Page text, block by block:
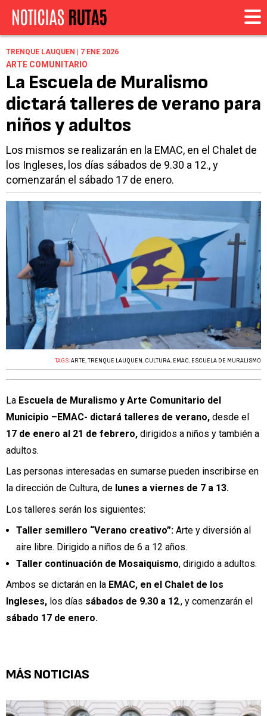
TRENQUE LAUQUEN | 7 ENE 2026
ARTE COMUNITARIO
La Escuela de Muralismo
dictará talleres de verano para
niños y adultos
Los mismos se realizarán en la EMAC, en el Chalet de
los Ingleses, los días sábados de 9.30 a 12., y
comenzarán el sábado 17 de enero.
TAGS:ARTE,TRENQUE LAUQUEN, CULTURA, EMAC, ESCUELA DE MURALISMO
La Escuela de Muralismo y Arte Comunitario del
Municipio –EMAC- dictará talleres de verano, desde el
17 de enero al 21 de febrero, dirigidos a niños y también a
adultos.
Las personas interesadas en sumarse pueden inscribirse en
la dirección de Cultura, de lunes a viernes de 7 a 13.
Los talleres serán los siguientes:
Taller semillero “Verano creativo”: Arte y diversión al
aire libre. Dirigido a niños de 6 a 12 años.
Taller continuación de Mosaiquismo, dirigido a adultos.
Ambos se dictarán en la EMAC, en el Chalet de los
Ingleses, los días sábados de 9.30 a 12., y comenzarán el
sábado 17 de enero.
MÁS NOTICIAS